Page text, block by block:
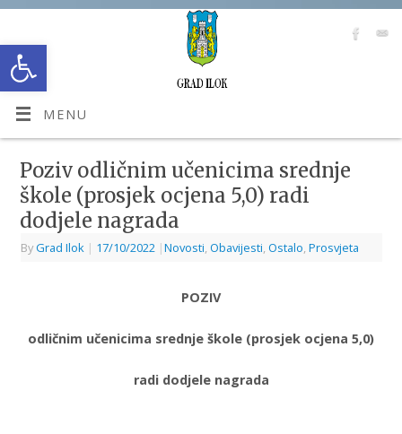
Open toolbar
MENU
Poziv odličnim učenicima srednje
škole (prosjek ocjena 5,0) radi
dodjele nagrada
ByGrad Ilok | 17/10/2022 |Novosti Obavijesti Ostalo Prosvjeta
POZIV
odličnim učenicima srednje škole (prosjek ocjena 5,0)
radi dodjele nagrada